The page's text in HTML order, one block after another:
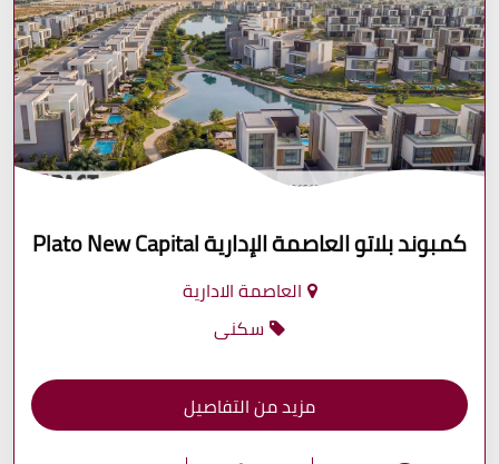
كمبوند بلاتو العاصمة الإدارية Plato New Capital
العاصمة الادارية
سكنى
مزيد من التفاصيل